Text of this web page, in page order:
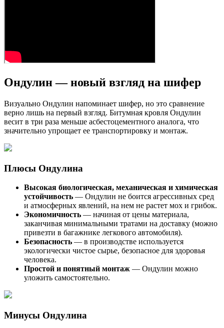
Ондулин — новый взгляд на шифер
Визуально Ондулин напоминает шифер, но это сравнение
верно лишь на первый взгляд. Битумная кровля Ондулин
весит в три раза меньше асбестоцементного аналога, что
значительно упрощает ее транспортировку и монтаж.
Плюсы Ондулина
Высокая биологическая, механическая и химическая
устойчивость — Ондулин не боится агрессивных сред
и атмосферных явлений, на нем не растет мох и грибок.
Экономичность — начиная от цены материала,
заканчивая минимальными тратами на доставку (можно
привезти в багажнике легкового автомобиля).
Безопасность — в производстве используется
экологически чистое сырье, безопасное для здоровья
человека.
Простой и понятный монтаж — Ондулин можно
уложить самостоятельно.
Минусы Ондулина